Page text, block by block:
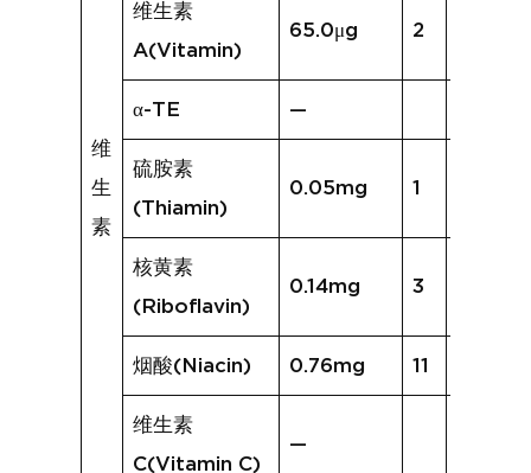
维
生
素
维生素
A(Vitamin)
65.0μg 2
α-TE —
硫胺素
(Thiamin)
0.05mg 1
核黄素
(Riboflavin)
0.14mg 3
烟酸(Niacin) 0.76mg 11
维生素
C(Vitamin C)
—